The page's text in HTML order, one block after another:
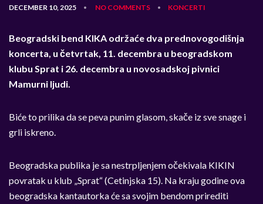
DECEMBER 10, 2025 • NO COMMENTS • KONCERTI
Beogradski bend KIKA održaće dva prednovogodišnja
koncerta, u četvrtak, 11. decembra u beogradskom
klubu Sprat i 26. decembra u novosadskoj pivnici
Mamurni ljudi.
Biće to prilika da se peva punim glasom, skače iz sve snage i
grli iskreno.
Beogradska publika je sa nestrpljenjem očekivala KIKIN
povratak u klub „Sprat“ (Cetinjska 15). Na kraju godine ova
beogradska kantautorka će sa svojim bendom prirediti